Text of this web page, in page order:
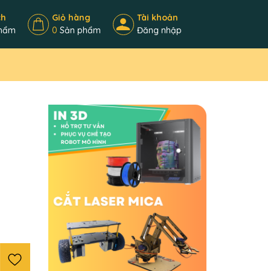
Giỏ hàng
0 Sản phẩm
Tài khoản
Đăng nhập